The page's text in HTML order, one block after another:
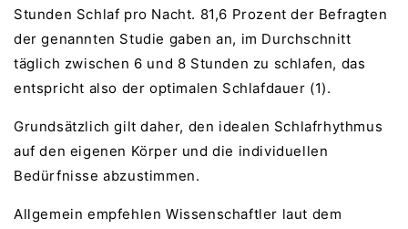
Stunden Schlaf pro Nacht. 81,6 Prozent der Befragten
der genannten Studie gaben an, im Durchschnitt
täglich zwischen 6 und 8 Stunden zu schlafen, das
entspricht also der optimalen Schlafdauer (1).
Grundsätzlich gilt daher, den idealen Schlafrhythmus
auf den eigenen Körper und die individuellen
Bedürfnisse abzustimmen.
Allgemein empfehlen Wissenschaftler laut dem